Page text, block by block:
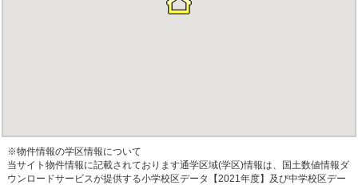
※物件情報の学区情報について
当サイト物件情報に記載されております通学区域(学区)情報は、国土数値情報ダ
ウンロードサービスが提供する小学校区データ【2021年度】及び中学校区デー